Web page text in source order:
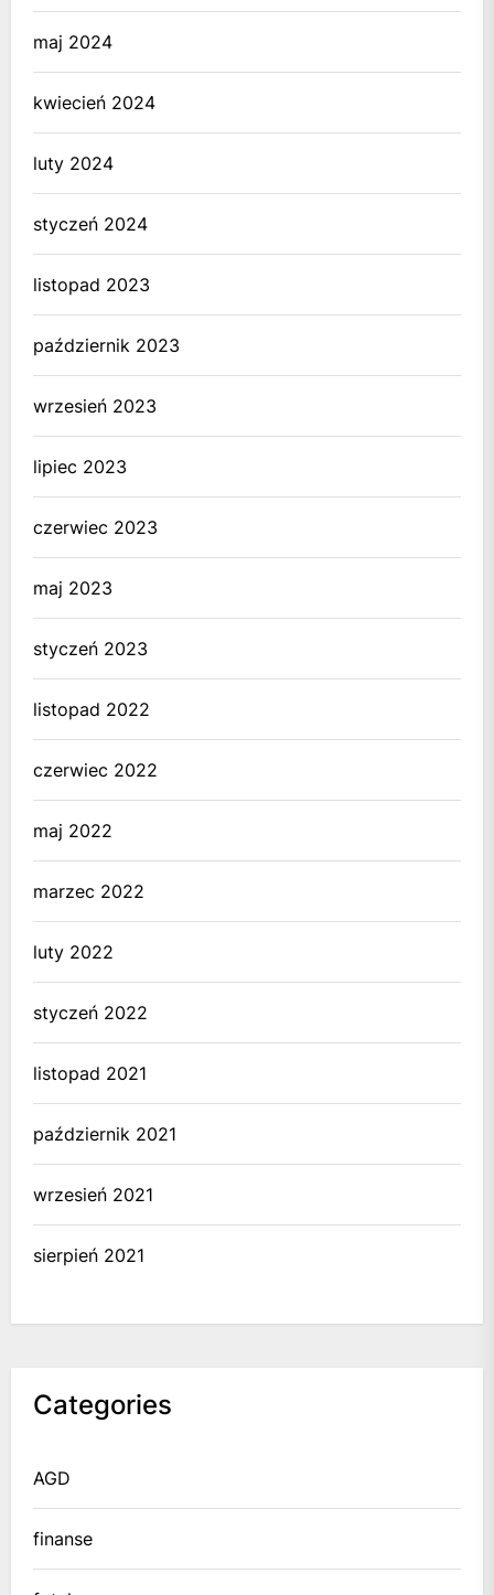
maj 2024
kwiecień 2024
luty 2024
styczeń 2024
listopad 2023
październik 2023
wrzesień 2023
lipiec 2023
czerwiec 2023
maj 2023
styczeń 2023
listopad 2022
czerwiec 2022
maj 2022
marzec 2022
luty 2022
styczeń 2022
listopad 2021
październik 2021
wrzesień 2021
sierpień 2021
Categories
AGD
finanse